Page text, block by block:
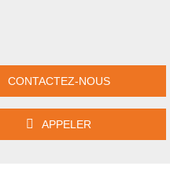
CONTACTEZ-NOUS
APPELER
AFFICHER
LE